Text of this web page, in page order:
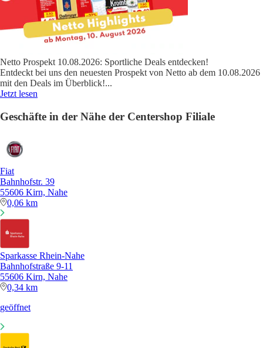
Netto Prospekt 10.08.2026: Sportliche Deals entdecken!
Entdeckt bei uns den neuesten Prospekt von Netto ab dem 10.08.2026
mit den Deals im Überblick!...
Jetzt lesen
Geschäfte in der Nähe der Centershop Filiale
Fiat
Bahnhofstr. 39
55606 Kirn, Nahe
0,06 km
Sparkasse Rhein-Nahe
Bahnhofstraße 9-11
55606 Kirn, Nahe
0,34 km
geöffnet